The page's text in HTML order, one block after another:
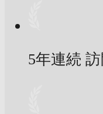
5年連続